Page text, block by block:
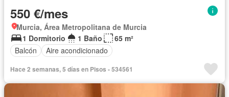
550 €/mes
Murcia, Área Metropolitana de Murcia
1 Dormitorio
1 Baño
65 m²
Balcón
Aire acondicionado
Hace 2 semanas, 5 días en Pisos - 534561